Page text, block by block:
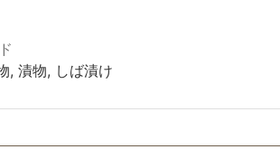
, 漬物, しば漬け